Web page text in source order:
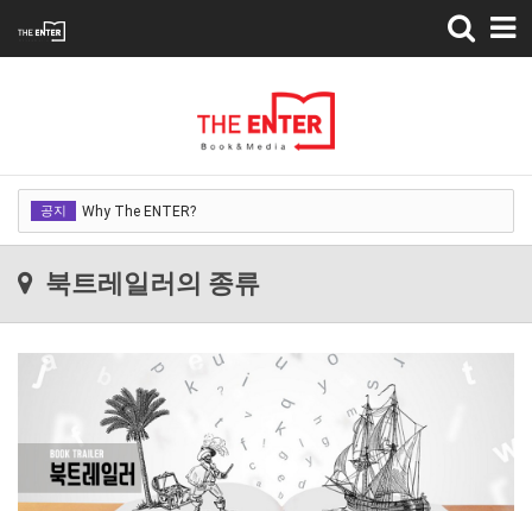
Toggle
navigation
공지 Why The ENTER?
Why The ENTER?
북트레일러의 종류